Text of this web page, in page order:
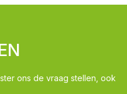
ons de vraag stellen, ook